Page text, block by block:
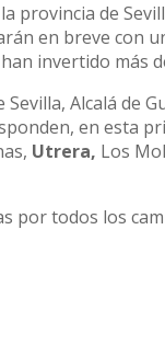
provincia de
en breve con
invertido más
Alcalá de
en esta
Utrera, Los
por todos los